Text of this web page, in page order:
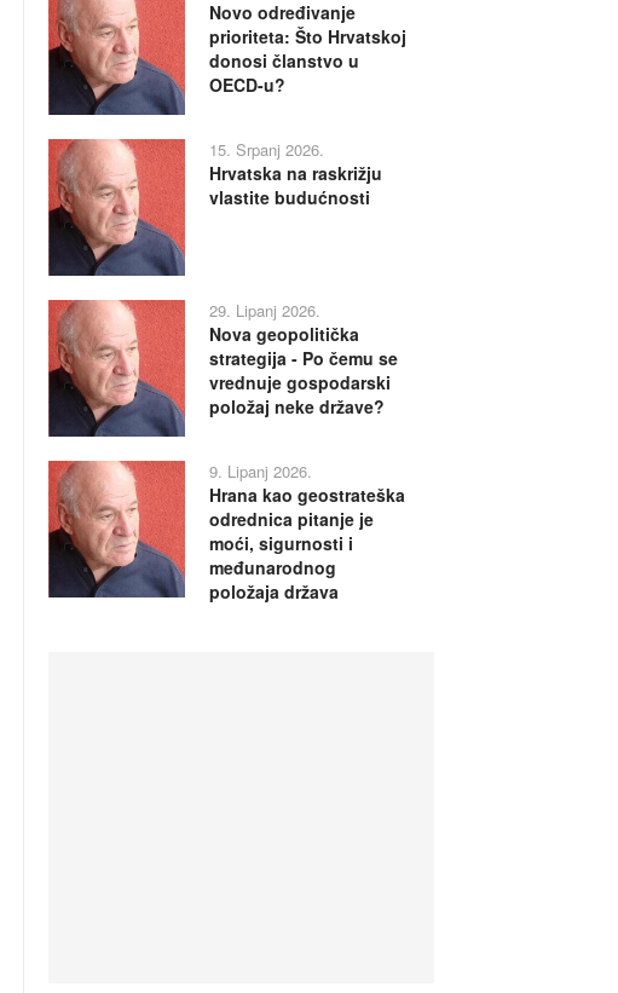
Novo određivanje
prioriteta: Što Hrvatskoj
donosi članstvo u
OECD-u?
15. Srpanj 2026.
Hrvatska na raskrižju
vlastite budućnosti
29. Lipanj 2026.
Nova geopolitička
strategija - Po čemu se
vrednuje gospodarski
položaj neke države?
9. Lipanj 2026.
Hrana kao geostrateška
odrednica pitanje je
moći, sigurnosti i
međunarodnog
položaja država